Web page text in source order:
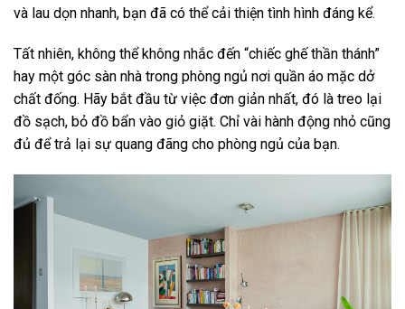
và lau dọn nhanh, bạn đã có thể cải thiện tình hình đáng kể.
Tất nhiên, không thể không nhắc đến “chiếc ghế thần thánh”
hay một góc sàn nhà trong phòng ngủ nơi quần áo mặc dở
chất đống. Hãy bắt đầu từ việc đơn giản nhất, đó là treo lại
đồ sạch, bỏ đồ bẩn vào giỏ giặt. Chỉ vài hành động nhỏ cũng
đủ để trả lại sự quang đãng cho phòng ngủ của bạn.